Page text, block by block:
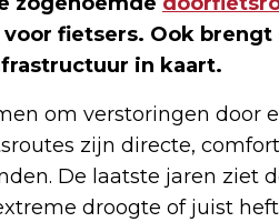
fietsers. Ook
in kaart.
om verstoringen door
zijn directe,
De laatste jaren ziet
droogte of juist